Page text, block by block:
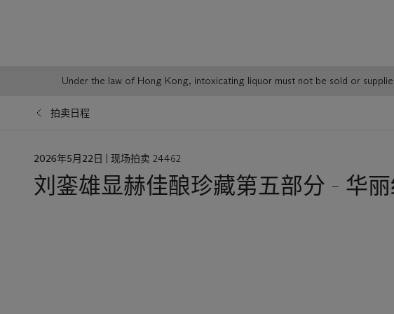
Sale
Under the law of Hong Kong, intoxicating liquor must not be sold or
拍卖日程
日
2026年5月22日 | 现场拍卖 24462
刘銮雄显赫佳酿珍藏第五部分 - 华